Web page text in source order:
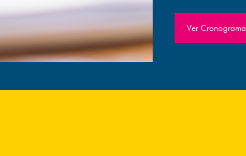
Ver Cronograma